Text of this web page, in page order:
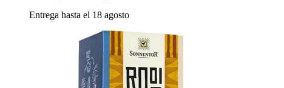
Entrega hasta el 18 agosto